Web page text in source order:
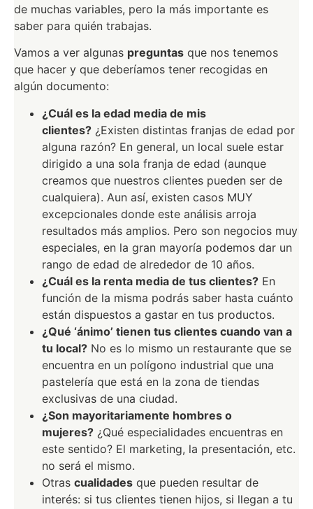
de muchas variables, pero la más importante es
saber para quién trabajas.
Vamos a ver algunas preguntas que nos tenemos
que hacer y que deberíamos tener recogidas en
algún documento:
¿Cuál es la edad media de mis
clientes? ¿Existen distintas franjas de edad por
alguna razón? En general, un local suele estar
dirigido a una sola franja de edad (aunque
creamos que nuestros clientes pueden ser de
cualquiera). Aun así, existen casos MUY
excepcionales donde este análisis arroja
resultados más amplios. Pero son negocios muy
especiales, en la gran mayoría podemos dar un
rango de edad de alrededor de 10 años.
¿Cuál es la renta media de tus clientes? En
función de la misma podrás saber hasta cuánto
están dispuestos a gastar en tus productos.
¿Qué ‘ánimo’ tienen tus clientes cuando van a
tu local? No es lo mismo un restaurante que se
encuentra en un polígono industrial que una
pastelería que está en la zona de tiendas
exclusivas de una ciudad.
¿Son mayoritariamente hombres o
mujeres? ¿Qué especialidades encuentras en
este sentido? El marketing, la presentación, etc.
no será el mismo.
Otras cualidades que pueden resultar de
interés: si tus clientes tienen hijos, si llegan a tu